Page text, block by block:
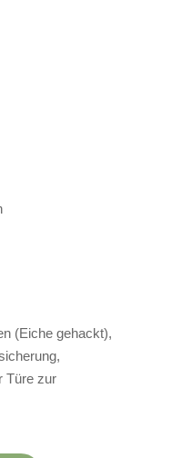
(Eiche gehackt),
Türe zur